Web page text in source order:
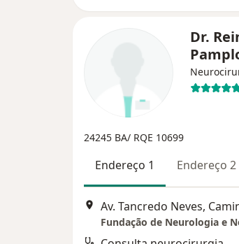
Dr.
24245 BA/ RQE 10699
Endereço 1 Endereço 2